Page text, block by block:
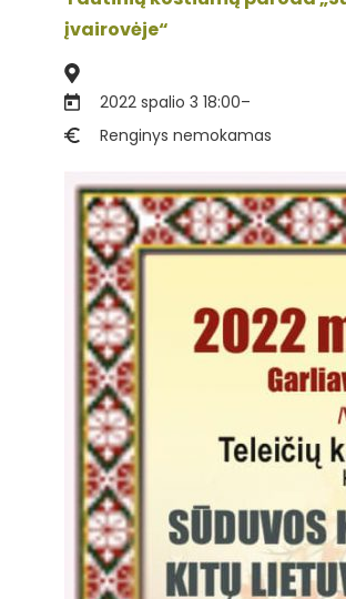
įvairovėje“
2022 spalio 3 18:00–
Renginys nemokamas